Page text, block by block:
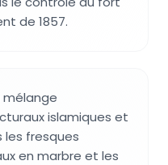
de 1857.
mélange
islamiques et
les fresques
en marbre et les